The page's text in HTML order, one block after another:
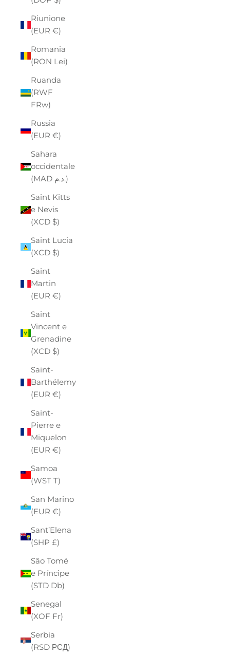
Riunione
(EUR €)
Romania
(RON Lei)
Ruanda
(RWF
FRw)
Russia
(EUR €)
Sahara
occidentale
(MAD د.م.)
Saint Kitts
e Nevis
(XCD $)
Saint Lucia
(XCD $)
Saint
Martin
(EUR €)
Saint
Vincent e
Grenadine
(XCD $)
Saint-
Barthélemy
(EUR €)
Saint-
Pierre e
Miquelon
(EUR €)
Samoa
(WST T)
San Marino
(EUR €)
Sant’Elena
(SHP £)
São Tomé
e Príncipe
(STD Db)
Senegal
(XOF Fr)
Serbia
(RSD РСД)